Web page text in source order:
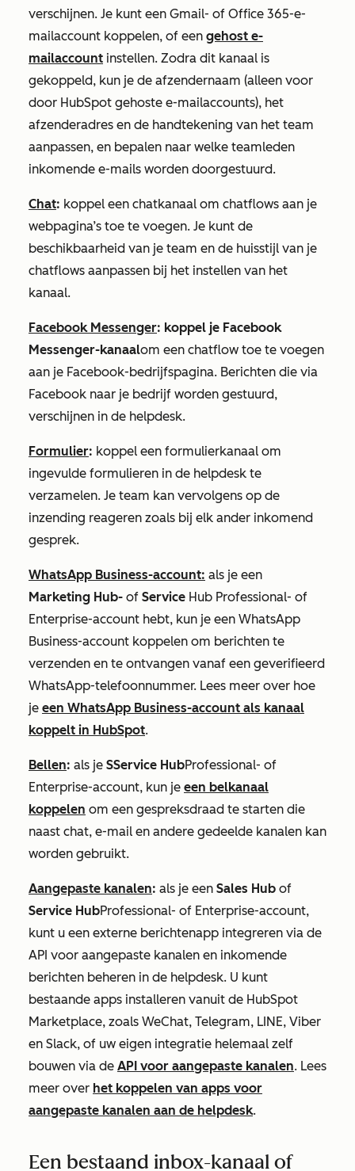
verschijnen. Je kunt een Gmail- of Office 365-e-
mailaccount koppelen, of een gehost e-
mailaccount instellen. Zodra dit kanaal is
gekoppeld, kun je de afzendernaam (alleen voor
door HubSpot gehoste e-mailaccounts), het
afzenderadres en de handtekening van het team
aanpassen, en bepalen naar welke teamleden
inkomende e-mails worden doorgestuurd.
Chat: koppel een chatkanaal om chatflows aan je
webpagina’s toe te voegen. Je kunt de
beschikbaarheid van je team en de huisstijl van je
chatflows aanpassen bij het instellen van het
kanaal.
Facebook Messenger: koppel je Facebook
Messenger-kanaalom een chatflow toe te voegen
aan je Facebook-bedrijfspagina. Berichten die via
Facebook naar je bedrijf worden gestuurd,
verschijnen in de helpdesk.
Formulier: koppel een formulierkanaal om
ingevulde formulieren in de helpdesk te
verzamelen. Je team kan vervolgens op de
inzending reageren zoals bij elk ander inkomend
gesprek.
WhatsApp Business-account: als je een
Marketing Hub- of Service Hub Professional- of
Enterprise-account hebt, kun je een WhatsApp
Business-account koppelen om berichten te
verzenden en te ontvangen vanaf een geverifieerd
WhatsApp-telefoonnummer. Lees meer over hoe
je een WhatsApp Business-account als kanaal
koppelt in HubSpot.
Bellen: als je SService HubProfessional- of
Enterprise-account, kun je een belkanaal
koppelen om een gespreksdraad te starten die
naast chat, e-mail en andere gedeelde kanalen kan
worden gebruikt.
Aangepaste kanalen: als je een Sales Hub of
Service HubProfessional- of Enterprise-account,
kunt u een externe berichtenapp integreren via de
API voor aangepaste kanalen en inkomende
berichten beheren in de helpdesk. U kunt
bestaande apps installeren vanuit de HubSpot
Marketplace, zoals WeChat, Telegram, LINE, Viber
en Slack, of uw eigen integratie helemaal zelf
bouwen via de API voor aangepaste kanalen. Lees
meer over het koppelen van apps voor
aangepaste kanalen aan de helpdesk.
Een bestaand inbox-kanaal of